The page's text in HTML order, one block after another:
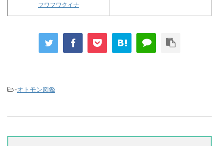
フワフワクイナ
-オトモン図鑑